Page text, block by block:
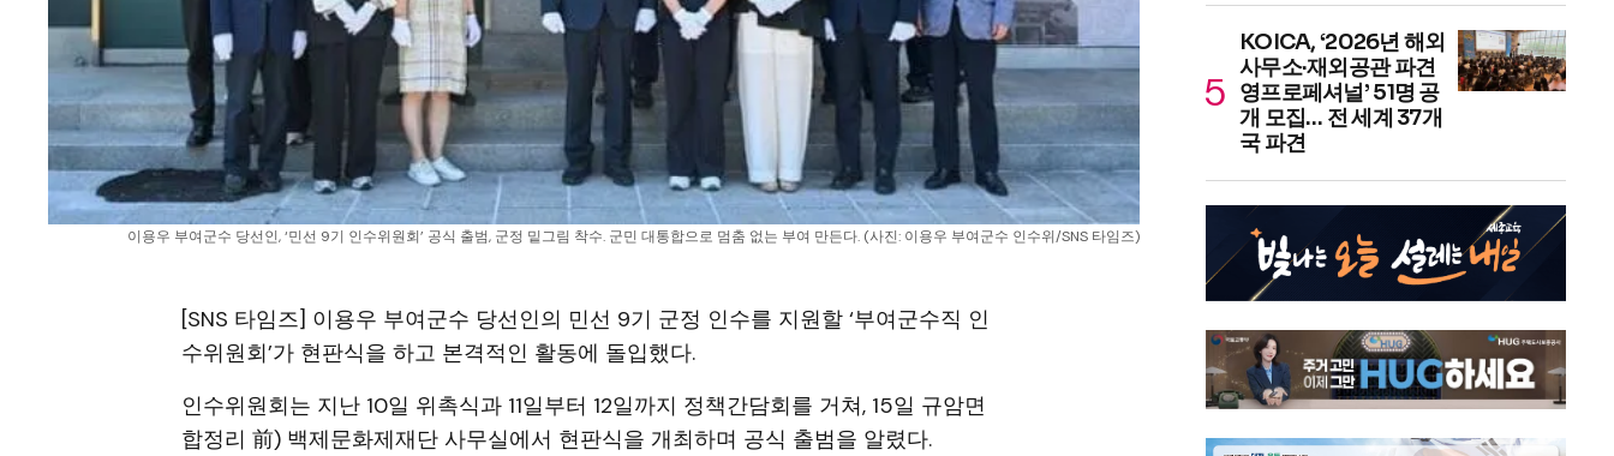
이용우 부여군수 당선인, ‘민선 9기 인수위원회’ 공식 출범, 군정 밑그림 착수. 군민 대통합으로 멈춤 없는 부여 만든다. (사진: 이용우 부여군수 인수위/SNS 타임즈)
[SNS 타임즈] 이용우 부여군수 당선인의 민선 9기 군정 인수를 지원할 ‘부여군수직 인
수위원회’가 현판식을 하고 본격적인 활동에 돌입했다.
인수위원회는 지난 10일 위촉식과 11일부터 12일까지 정책간담회를 거쳐, 15일 규암면
합정리 前) 백제문화제재단 사무실에서 현판식을 개최하며 공식 출범을 알렸다.
KOICA, ‘2026년 해외
사무소·재외공관 파견
영프로페셔널’ 51명 공
개 모집… 전 세계 37개
국 파견